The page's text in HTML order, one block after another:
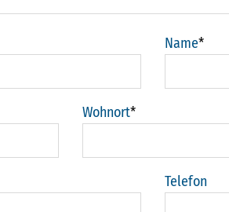
Name*
Wohnort*
Telefon